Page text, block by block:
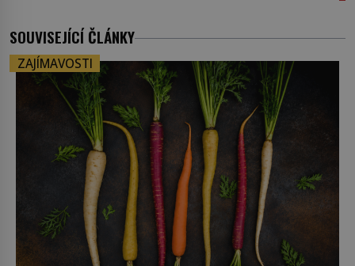
SOUVISEJÍCÍ ČLÁNKY
ZAJÍMAVOSTI